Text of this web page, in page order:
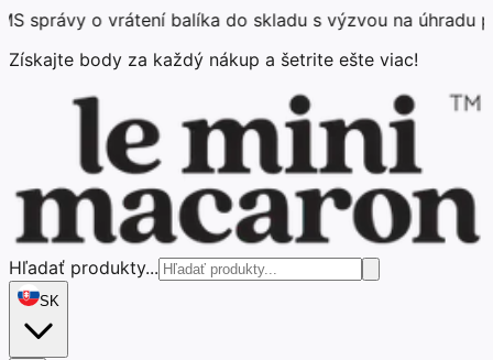
správy o vrátení balíka do skladu s výzvou na úhradu
Získajte body za každý nákup a šetrite ešte viac!
Hľadať produkty...
SK